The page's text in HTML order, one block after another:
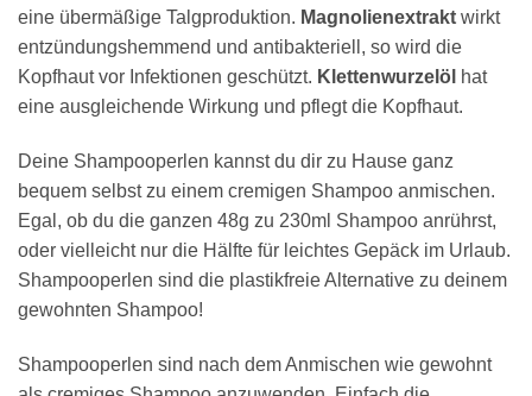
eine übermäßige Talgproduktion. Magnolienextrakt wirkt
entzündungshemmend und antibakteriell, so wird die
Kopfhaut vor Infektionen geschützt. Klettenwurzelöl hat
eine ausgleichende Wirkung und pflegt die Kopfhaut.
Deine Shampooperlen kannst du dir zu Hause ganz
bequem selbst zu einem cremigen Shampoo anmischen.
Egal, ob du die ganzen 48g zu 230ml Shampoo anrührst,
oder vielleicht nur die Hälfte für leichtes Gepäck im Urlaub.
Shampooperlen sind die plastikfreie Alternative zu deinem
gewohnten Shampoo!
Shampooperlen sind nach dem Anmischen wie gewohnt